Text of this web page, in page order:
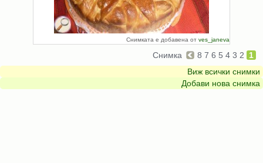
Снимката е добавена от ves_janeva
Снимка 8 7 6 5 4 3 2
1
Виж всички снимки
Добави нова снимка